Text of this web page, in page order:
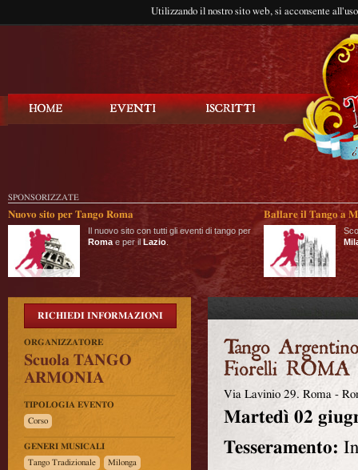
Utilizzando il nostro sito web, si acconsente
SPONSORIZZATE
Nuovo sito per Tango Roma
Il nuovo sito con tutti gli eventi di tango per
Roma e per il Lazio
Ballare il Tango a
Via Lavinio 29. Roma -
Martedì 02
Tesseramento:
RICHIEDI INFORMAZIONI
ORGANIZZATORE
Scuola TANGO
ARMONIA
TIPOLOGIA EVENTO
Corso
GENERI MUSICALI
Tango Tradizionale
Milonga